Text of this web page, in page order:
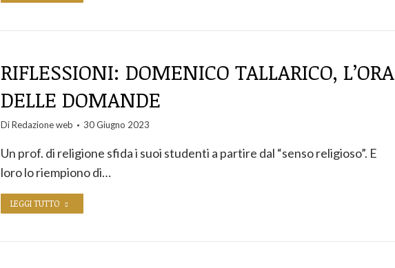
RIFLESSIONI: DOMENICO TALLARICO, L’ORA
DELLE DOMANDE
DiRedazione web 30 Giugno 2023
Un prof. di religione sfida i suoi studenti a partire dal “senso religioso”. E
loro lo riempiono di…
LEGGI TUTTO